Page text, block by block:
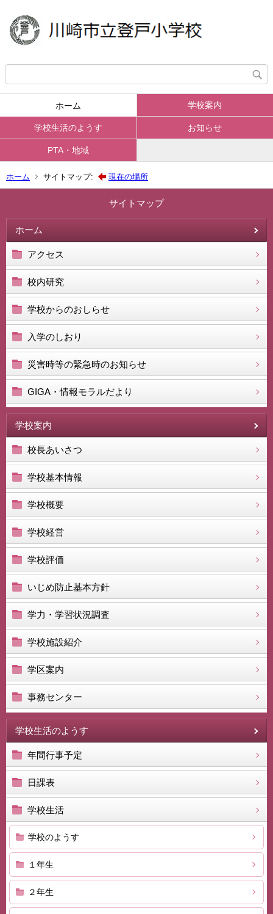
ホーム 学校案内
学校生活のようす お知らせ
PTA・地域
ホーム サイトマップ: 現在の場所
サイトマップ
ホーム
アクセス
校内研究
学校からのおしらせ
入学のしおり
災害時等の緊急時のお知らせ
GIGA・情報モラルだより
学校案内
校長あいさつ
学校基本情報
学校概要
学校経営
学校評価
いじめ防止基本方針
学力・学習状況調査
学校施設紹介
学区案内
事務センター
学校生活のようす
年間行事予定
日課表
学校生活
学校のようす
１年生
２年生